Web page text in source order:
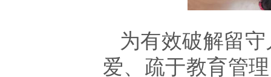
为有效破解留
爱、疏于教育管